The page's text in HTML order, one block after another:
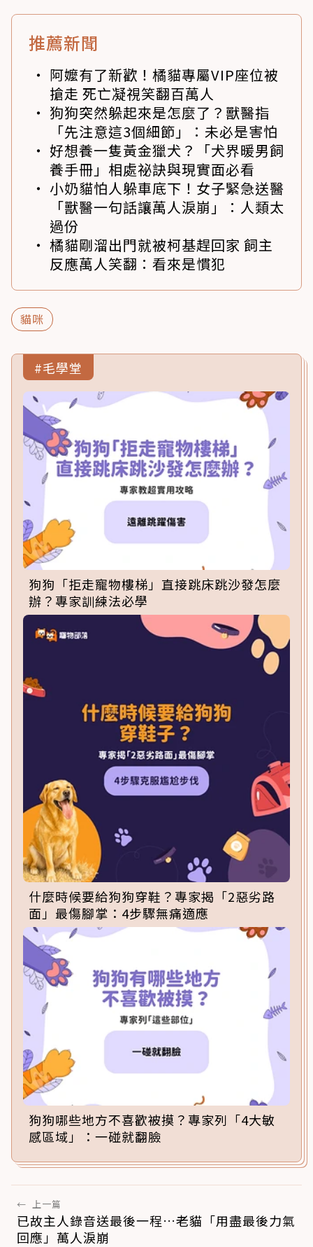
推薦新聞
阿嬤有了新歡！橘貓專屬VIP座位被
搶走 死亡凝視笑翻百萬人
狗狗突然躲起來是怎麼了？獸醫指
「先注意這3個細節」：未必是害怕
好想養一隻黃金獵犬？「犬界暖男飼
養手冊」相處祕訣與現實面必看
小奶貓怕人躲車底下！女子緊急送醫
「獸醫一句話讓萬人淚崩」：人類太
過份
橘貓剛溜出門就被柯基趕回家 飼主
反應萬人笑翻：看來是慣犯
貓咪
#毛學堂
狗狗「拒走寵物樓梯」直接跳床跳沙發怎麼
辦？專家訓練法必學
什麼時候要給狗狗穿鞋？專家揭「2惡劣路
面」最傷腳掌：4步驟無痛適應
狗狗哪些地方不喜歡被摸？專家列「4大敏
感區域」：一碰就翻臉
← 上一篇
已故主人錄音送最後一程…老貓「用盡最後力氣
回應」萬人淚崩